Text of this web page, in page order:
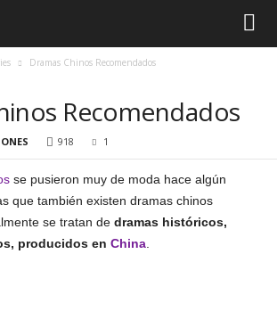
Dramas Chinos Recomendados
Recomendados
918 1
se pusieron muy de moda hace algún
que también existen dramas chinos
se tratan de dramas históricos,
producidos en China